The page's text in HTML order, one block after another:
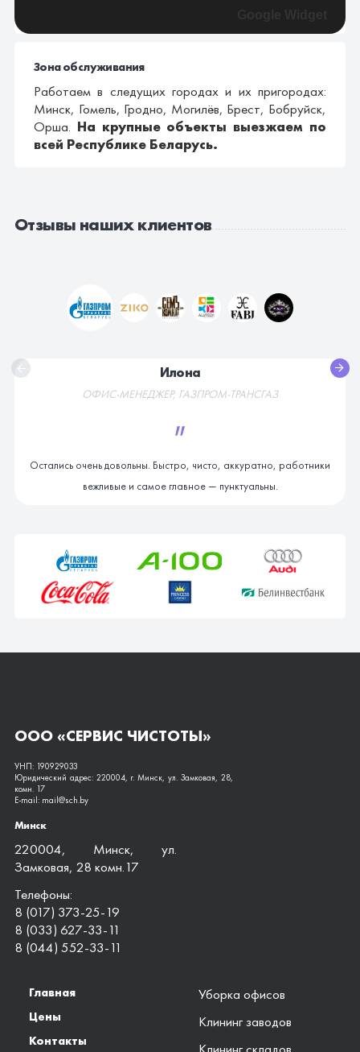
Зона обслуживания
Работаем в следущих городах и их пригородах:
Минск, Гомель, Гродно, Могилёв, Брест, Бобруйск,
Орша. На крупные объекты выезжаем по
всей Республике Беларусь.
Отзывы наших клиентов
Илона
ОФИС-МЕНЕДЖЕР, ГАЗПРОМ-ТРАНСГАЗ
"
Остались очень довольны. Быстро, чисто, аккуратно, работники
вежливые и самое главное — пунктуальны.
ООО «СЕРВИС ЧИСТОТЫ»
УНП: 190929033
Юридический адрес: 220004, г. Минск, ул. Замковая, 28,
комн. 17
E-mail: mail@sch.by
Минск
220004, Минск, ул.
Замковая, 28 комн.17
Телефоны:
8 (017) 373-25-19
8 (033) 627-33-11
8 (044) 552-33-11
Главная
Цены
Контакты
Уборка офисов
Клининг заводов